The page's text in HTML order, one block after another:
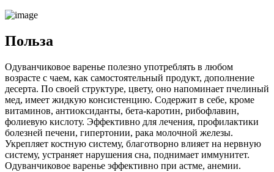
Польза
Одуванчиковое варенье полезно употреблять в любом
возрасте с чаем, как самостоятельный продукт, дополнение
десерта. По своей структуре, цвету, оно напоминает пчелиный
мед, имеет жидкую консистенцию. Содержит в себе, кроме
витаминов, антиоксиданты, бета-каротин, рибофлавин,
фолиевую кислоту. Эффективно для лечения, профилактики
болезней печени, гипертонии, рака молочной железы.
Укрепляет костную систему, благотворно влияет на нервную
систему, устраняет нарушения сна, поднимает иммунитет.
Одуванчиковое варенье эффективно при астме, анемии.